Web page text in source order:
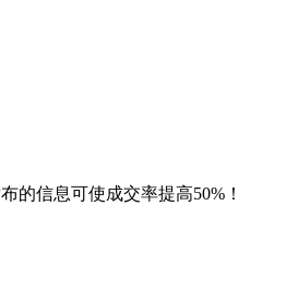
的信息可使成交率提高50%！